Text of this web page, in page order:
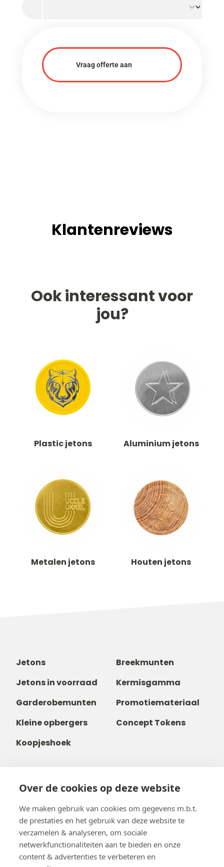
Over de cookies op deze website
We maken gebruik van cookies om gegevens m.b.t.
de prestaties en het gebruik van deze website te
verzamelen & analyseren, om sociale
netwerkfunctionaliteiten aan te bieden en onze
content & advertenties te verbeteren en
Vraag offerte aan
Klantenreviews
Ook interessant voor
jou?
Plastic jetons Aluminium jetons
Metalen jetons Houten jetons
Jetons
Breekmunten
Jetons in voorraad
Kermisgamma
Garderobemunten
Promotiemateriaal
Kleine opbergers
Concept Tokens
Koopjeshoek
+32 14 38 99 00
+32488237146
info@b-token.eu
Facebook
Instagram
YouTube
LinkedIn